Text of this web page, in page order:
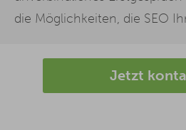
die Möglichkeiten, die SEO
Jetzt